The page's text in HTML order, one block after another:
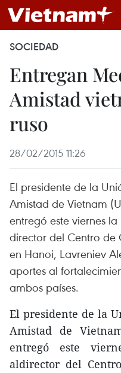
SOCIEDAD
Entregan
Amistad
ruso
28/02/2015 11:26
El presidente de la
Amistad de Vietnam
entregó este viernes
director del Centro de
en Hanoi, Lavreniev
aportes al
ambos países.
El presidente de la
Amistad de
entregó este
aldirector del